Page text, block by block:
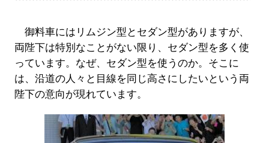
御料車にはリムジン型とセダン型がありますが、
両陛下は特別なことがない限り、セダン型を多く使
っています。なぜ、セダン型を使うのか。そこに
は、沿道の人々と目線を同じ高さにしたいという両
陛下の意向が現れています。